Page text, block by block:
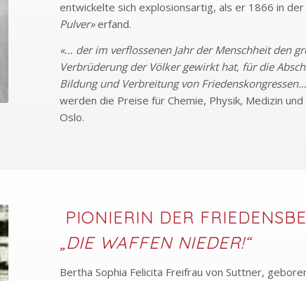
entwickelte sich explosionsartig, als er 1866 in
Pulver»erfand.
«… der im verflossenen Jahr der Menschheit den
Verbrüderung der Völker gewirkt hat, für die
Bildung und Verbreitung von
werden die Preise für Chemie, Physik, Medizin
Oslo.
PIONIERIN DER
„DIE WAFFEN NIEDER!“
Bertha Sophia Felicita Freifrau von Suttner,